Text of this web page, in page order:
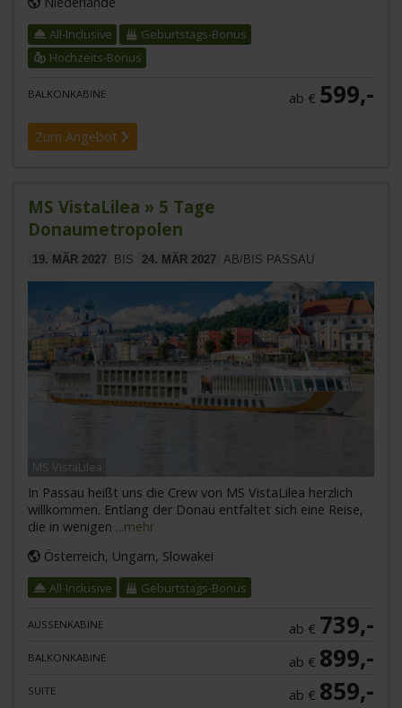
All-Inclusive
Geburtstags-Bonus
Hochzeits-Bonus
BALKONKABINE ab € 599,-
Zum Angebot
MS VistaLilea » 5 Tage
Donaumetropolen
19. MÄR 2027 BIS 24. MÄR 2027 AB/BIS PASSAU
MS VistaLilea
In Passau heißt uns die Crew von MS VistaLilea herzlich
willkommen. Entlang der Donau entfaltet sich eine Reise,
die in wenigen ...mehr
Österreich, Ungarn, Slowakei
All-Inclusive Geburtstags-Bonus
AUSSENKABINE ab € 739,-
BALKONKABINE ab € 899,-
SUITE ab € 859,-